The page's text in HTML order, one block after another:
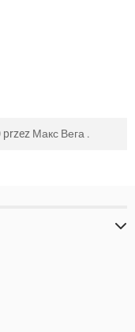
przez Макс Вега .